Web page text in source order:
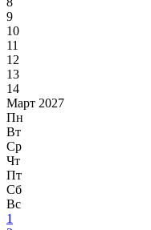
9
10
11
12
13
14
Март 2027
Пн
Вт
Ср
Чт
Пт
Сб
Вс
1